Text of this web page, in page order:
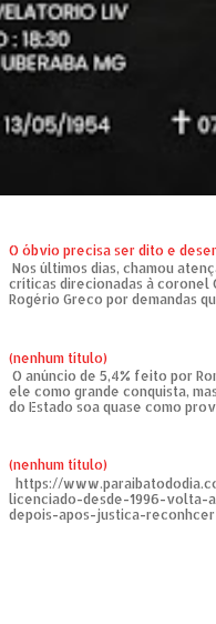
O óbvio precisa ser dito e
Nos últimos dias, chamou
críticas direcionadas à coronel
Rogério Greco por demandas
(nenhum título)
O anúncio de 5,4% feito por
ele como grande conquista,
do Estado soa quase como
(nenhum título)
https://
licenciado-desde-1996-volta-
depois-apos-justica-